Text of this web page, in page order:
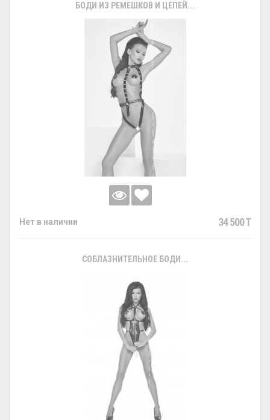
БОДИ ИЗ РЕМЕШКОВ И ЦЕПЕЙ...
Нет в наличии 34 500 T
СОБЛАЗНИТЕЛЬНОЕ БОДИ...